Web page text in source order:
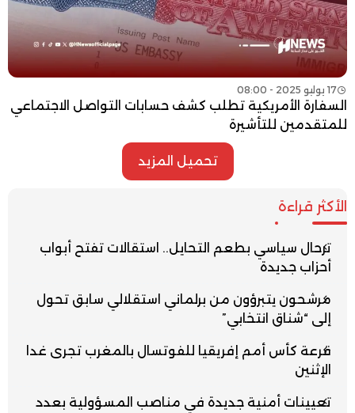
17 يوليو 2025 - 08:00
السفارة الأمريكية تطلب كشف حسابات التواصل الاجتماعي
للمتقدمين للتأشيرة
تحميل المزيد
الأكثر قراءة
ترحال سياسي بطعم التحايل.. استقالات تفتح أبواب
أحزاب جديدة
مرشحون يتبرؤون من برلماني استقلالي سابق تحول
إلى “شناق انتخابي”
قرعة كأس أمم إفريقيا للفوتسال بالمغرب تجرى غدا
الإثنين
تعيينات أمنية جديدة في مناصب المسؤولية بعدد